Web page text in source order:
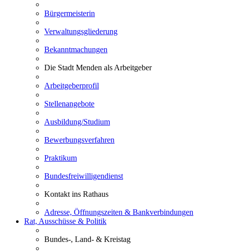
Bürgermeisterin
Verwaltungsgliederung
Bekanntmachungen
Die Stadt Menden als Arbeitgeber
Arbeitgeberprofil
Stellenangebote
Ausbildung/Studium
Bewerbungsverfahren
Praktikum
Bundesfreiwilligendienst
Kontakt ins Rathaus
Adresse, Öffnungszeiten & Bankverbindungen
Rat, Ausschüsse & Politik
Bundes-, Land- & Kreistag